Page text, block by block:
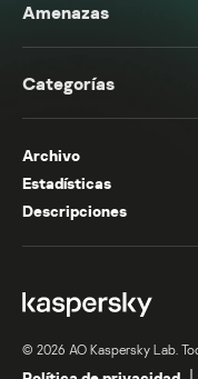
Amenazas
Categorías
Archivo
Estadísticas
Descripciones
© 2026 AO Kaspersky Lab.